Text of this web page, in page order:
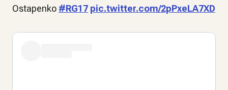
Ostapenko #RG17 pic.twitter.com/2pPxeLA7XD